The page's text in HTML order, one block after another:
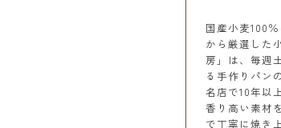
国産小麦100
から厳選した
房」は、毎週
る手作りパン
名店で10年以
香り高い素材
で丁寧に焼き